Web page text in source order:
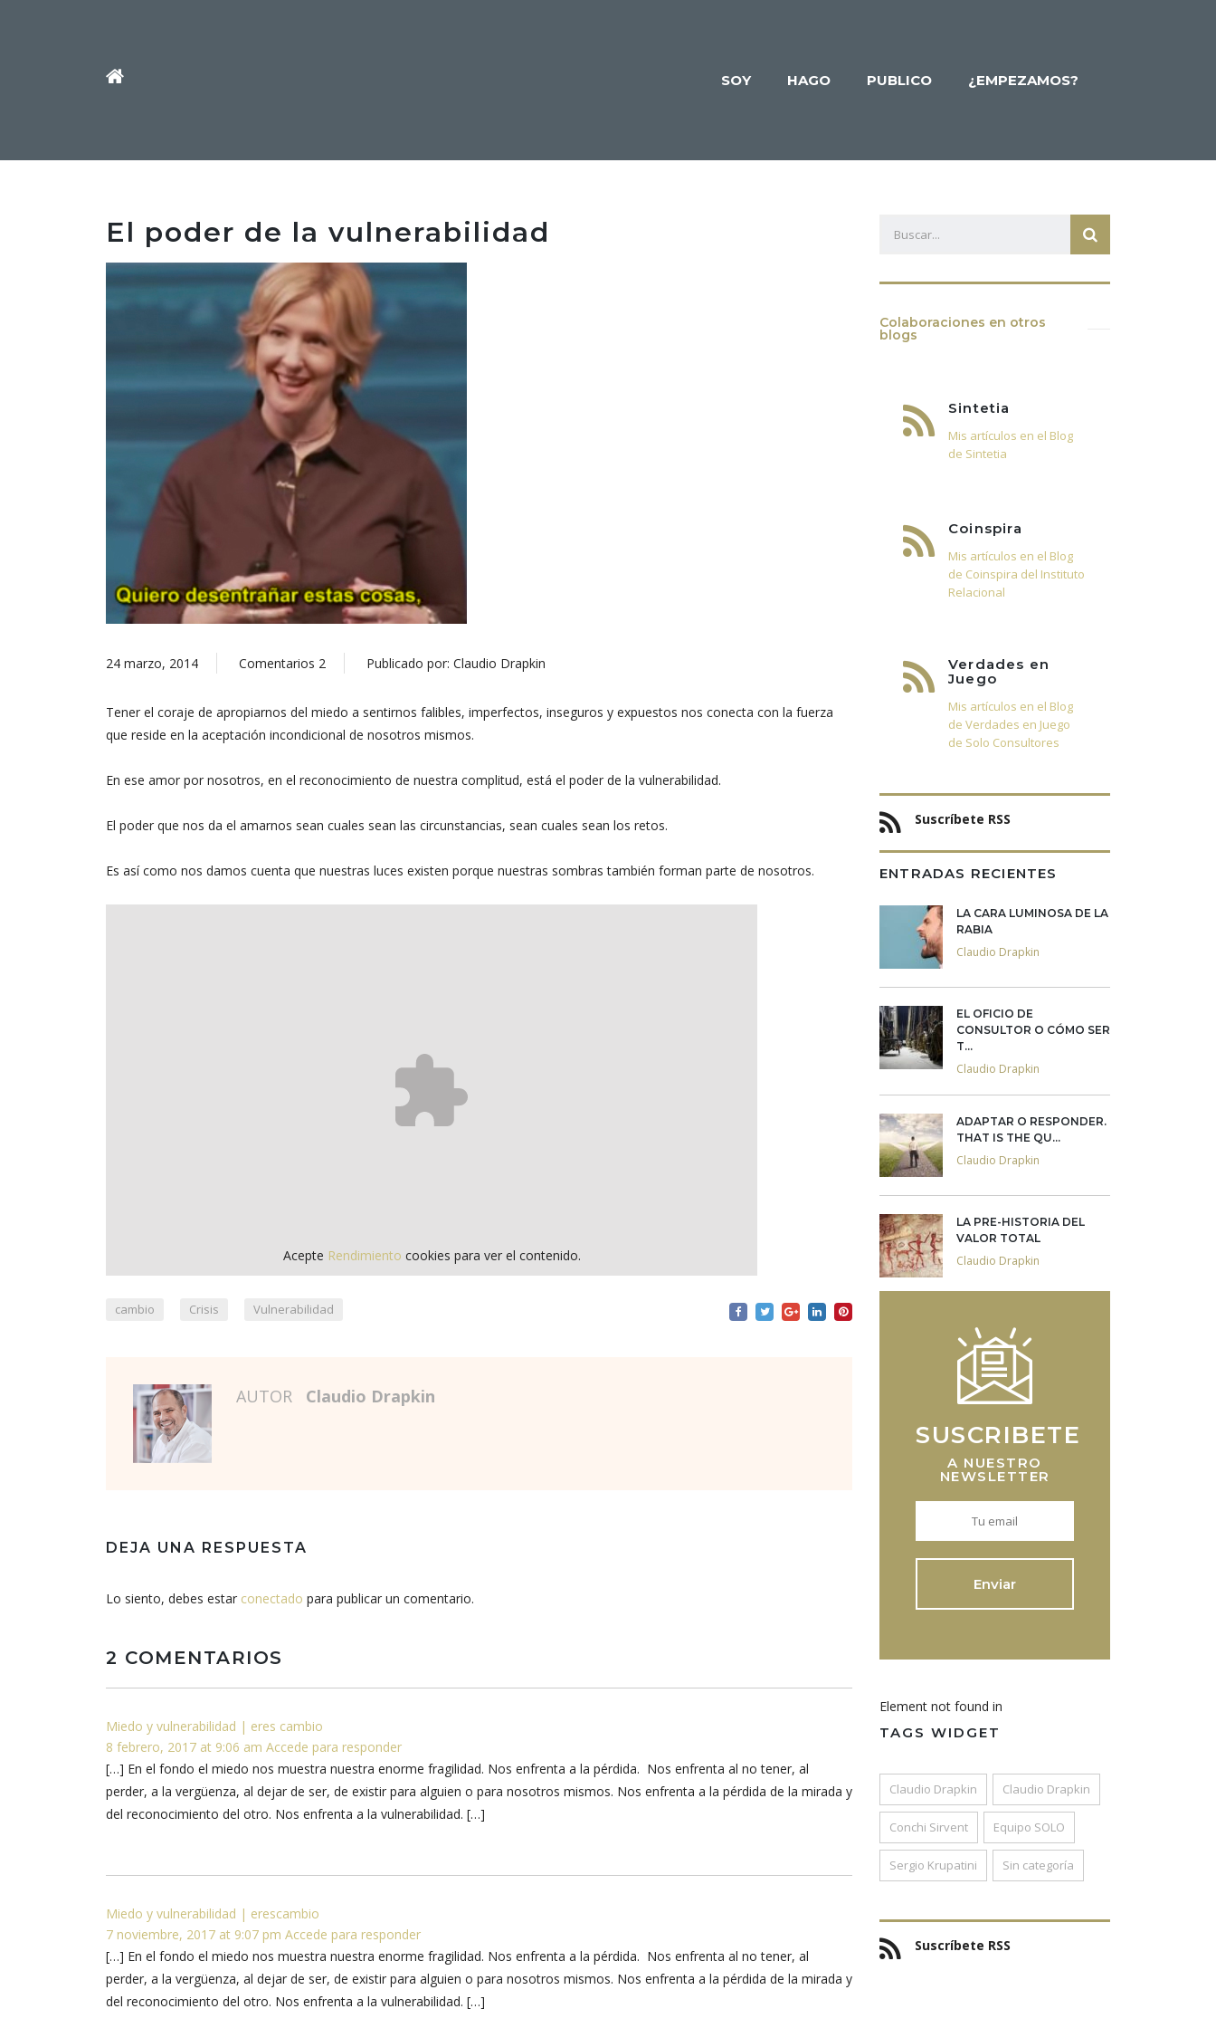
SOY HAGO PUBLICO ¿EMPEZAMOS?
El poder de la vulnerabilidad
24 marzo, 2014 Comentarios 2 Publicado por: Claudio Drapkin
Tener el coraje de apropiarnos del miedo a sentirnos falibles, imperfectos, inseguros y expuestos nos conecta con la fuerza
que reside en la aceptación incondicional de nosotros mismos.
En ese amor por nosotros, en el reconocimiento de nuestra complitud, está el poder de la vulnerabilidad.
El poder que nos da el amarnos sean cuales sean las circunstancias, sean cuales sean los retos.
Es así como nos damos cuenta que nuestras luces existen porque nuestras sombras también forman parte de nosotros.
Acepte Rendimiento cookies para ver el contenido.
cambio Crisis Vulnerabilidad
AUTOR Claudio Drapkin
DEJA UNA RESPUESTA
Lo siento, debes estar conectado para publicar un comentario.
2 COMENTARIOS
Miedo y vulnerabilidad | eres cambio
8 febrero, 2017 at 9:06 am Accede para responder
[…] En el fondo el miedo nos muestra nuestra enorme fragilidad. Nos enfrenta a la pérdida. Nos enfrenta al no tener, al
perder, a la vergüenza, al dejar de ser, de existir para alguien o para nosotros mismos. Nos enfrenta a la pérdida de la mirada y
del reconocimiento del otro. Nos enfrenta a la vulnerabilidad. […]
Miedo y vulnerabilidad | erescambio
7 noviembre, 2017 at 9:07 pm Accede para responder
[…] En el fondo el miedo nos muestra nuestra enorme fragilidad. Nos enfrenta a la pérdida. Nos enfrenta al no tener, al
perder, a la vergüenza, al dejar de ser, de existir para alguien o para nosotros mismos. Nos enfrenta a la pérdida de la mirada y
del reconocimiento del otro. Nos enfrenta a la vulnerabilidad. […]
Colaboraciones en otros
blogs
Sintetia
Mis artículos en el Blog
de Sintetia
Coinspira
Mis artículos en el Blog
de Coinspira del Instituto
Relacional
Verdades en
Juego
Mis artículos en el Blog
de Verdades en Juego
de Solo Consultores
Suscríbete RSS
ENTRADAS RECIENTES
LA CARA LUMINOSA DE LA
RABIA
Claudio Drapkin
EL OFICIO DE
CONSULTOR O CÓMO SER
T...
Claudio Drapkin
ADAPTAR O RESPONDER.
THAT IS THE QU...
Claudio Drapkin
LA PRE-HISTORIA DEL
VALOR TOTAL
Claudio Drapkin
SUSCRIBETE
A NUESTRO
NEWSLETTER
Element not found in
TAGS WIDGET
Claudio Drapkin Claudio Drapkin
Conchi Sirvent Equipo SOLO
Sergio Krupatini Sin categoría
Suscríbete RSS